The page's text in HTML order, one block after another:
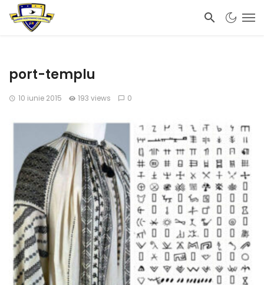
port-templu
10 iunie 2015 193 views 0